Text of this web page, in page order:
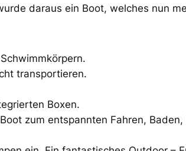
daraus ein Boot, welches nun
transportieren.
Boxen.
zum entspannten Fahren,